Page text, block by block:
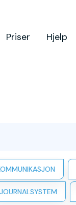
Priser Hjelp
JOURNALSYSTEM